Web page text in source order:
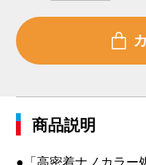
商品説明